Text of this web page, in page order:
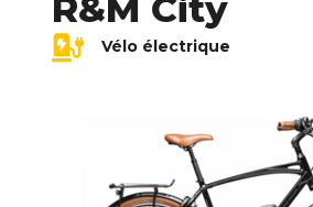
Vélo électrique